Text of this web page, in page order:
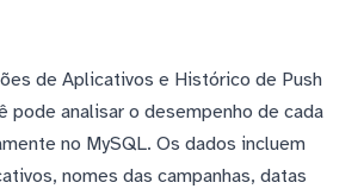
de Aplicativos e Histórico de Push
pode analisar o desempenho de cada
no MySQL. Os dados incluem
nomes das campanhas, datas